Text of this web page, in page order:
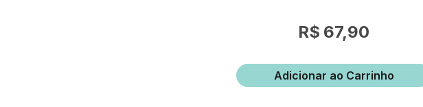
67,90
Adicionar ao Carrinho